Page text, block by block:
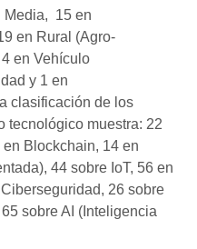
Media, 15 en
en Rural (Agro-
en Vehículo
y 1 en
clasificación de los
tecnológico muestra: 22
Blockchain, 14 en
44 sobre IoT, 56 en
26 sobre
sobre AI (Inteligencia